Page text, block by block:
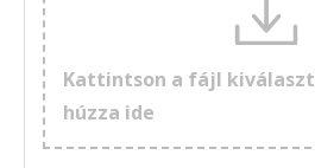
Kattintson a fájl
húzza ide